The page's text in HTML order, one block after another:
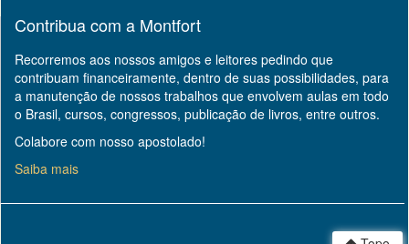
Contribua com a Montfort
Recorremos aos nossos amigos e leitores pedindo que
contribuam financeiramente, dentro de suas possibilidades, para
a manutenção de nossos trabalhos que envolvem aulas em todo
o Brasil, cursos, congressos, publicação de livros, entre outros.
Colabore com nosso apostolado!
Saiba mais